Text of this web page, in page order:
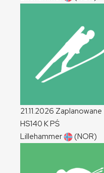
21.11.2026 Zaplanowane
HS140 KPŚ
Lillehammer
(NOR)